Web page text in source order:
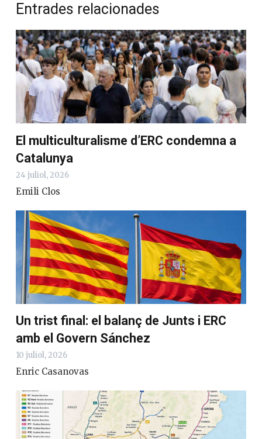
Entrades relacionades
El multiculturalisme d’ERC condemna a
Catalunya
24 juliol, 2026
Emili Clos
Un trist final: el balanç de Junts i ERC
amb el Govern Sánchez
10 juliol, 2026
Enric Casanovas